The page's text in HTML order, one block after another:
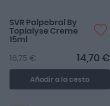
SVR Palpebral By
Topialyse Creme
15ml
14,70 €
16,75 €
Añadir a la cesta